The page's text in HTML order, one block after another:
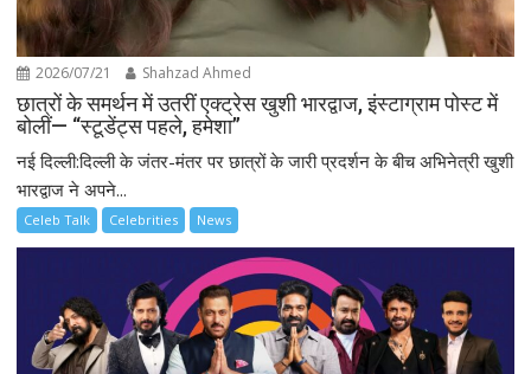
2026/07/21 Shahzad Ahmed
छात्रों के समर्थन में उतरीं एक्ट्रेस खुशी भारद्वाज, इंस्टाग्राम पोस्ट में
बोलीं— “स्टूडेंट्स पहले, हमेशा”
नई दिल्ली:दिल्ली के जंतर-मंतर पर छात्रों के जारी प्रदर्शन के बीच अभिनेत्री खुशी
भारद्वाज ने अपने...
Celeb Talk Celebrities News